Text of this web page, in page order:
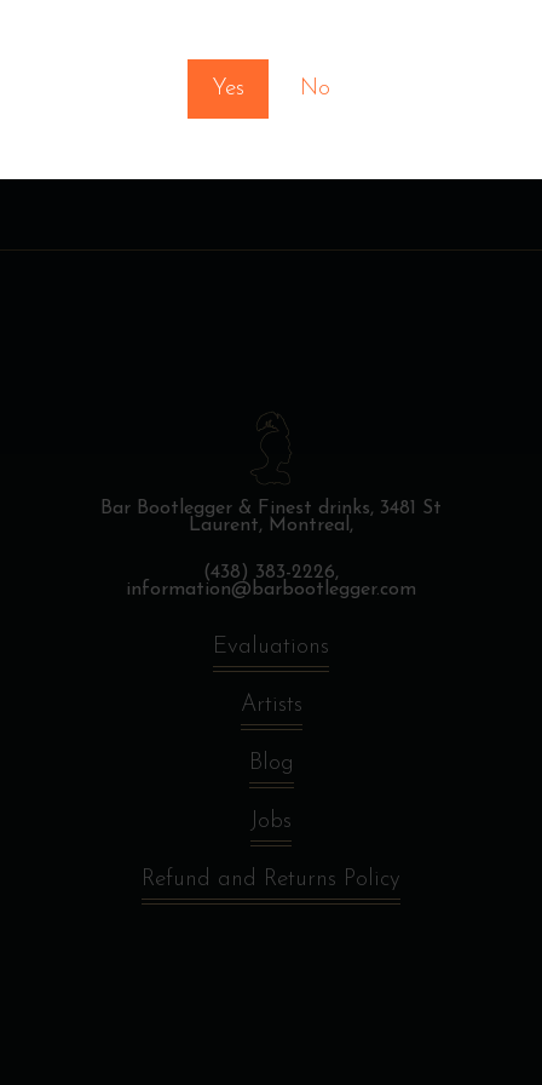
Yes No
Bar Bootlegger & Finest drinks, 3481 St
Laurent, Montreal,
(438) 383-2226,
information@barbootlegger.com
Evaluations
Artists
Blog
Jobs
Refund and Returns Policy